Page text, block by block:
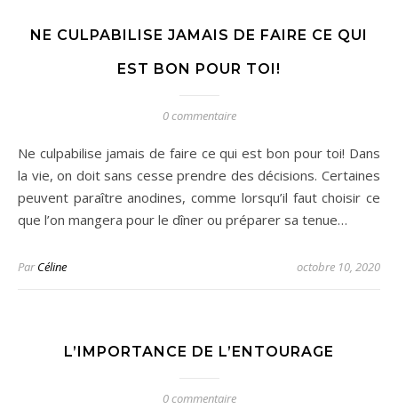
NE CULPABILISE JAMAIS DE FAIRE CE QUI
EST BON POUR TOI!
0 commentaire
Ne culpabilise jamais de faire ce qui est bon pour toi! Dans
la vie, on doit sans cesse prendre des décisions. Certaines
peuvent paraître anodines, comme lorsqu’il faut choisir ce
que l’on mangera pour le dîner ou préparer sa tenue…
ParCéline octobre 10, 2020
L’IMPORTANCE DE L’ENTOURAGE
0 commentaire